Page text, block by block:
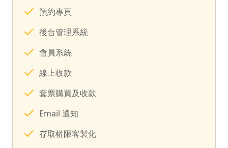
預約專頁
後台管理系統
會員系統
線上收款
套票購買及收款
Email 通知
存取權限客製化